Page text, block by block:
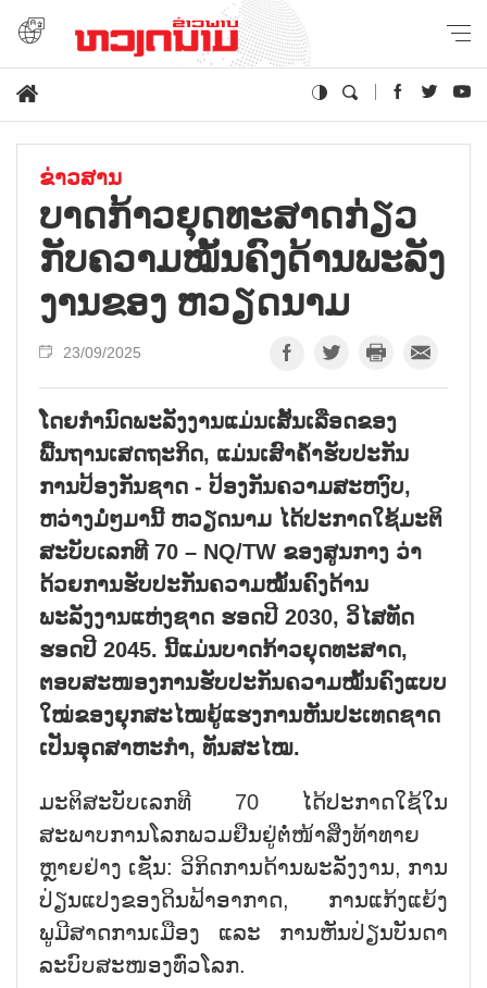
ຂ່າວສານ
ບາດ​ກ້າວ​ຍຸດ​ທະ​ສາດ​ກ່ຽວ​
ກັບ​ຄວາມ​ໝັ້ນ​ຄົງ​ດ້ານ​ພະ​ລັງ​
ງານ​ຂອງ ຫວຽດ​ນາມ
23/09/2025
ໂດຍກຳນົດພະລັງງານແມ່ນເສັ້ນເລືອດຂອງ
ພື້ນຖານເສດຖະກິດ, ແມ່ນເສົາຄ້ຳຮັບປະກັນ
ການປ້ອງກັນຊາດ - ປ້ອງກັນຄວາມສະຫງົບ,
ຫວ່າງມໍ່ໆມານີ້ ຫວຽດນາມ ໄດ້ປະກາດໃຊ້ມະຕິ
ສະບັບເລກທີ 70 – NQ/TW ຂອງສູນກາງ ວ່າ
ດ້ວຍການຮັບປະກັນຄວາມໝັ້ນຄົງດ້ານ
ພະລັງງານແຫ່ງຊາດ ຮອດປີ 2030, ວິໄສທັດ
ຮອດປີ 2045. ນີ້ແມ່ນບາດກ້າວຍຸດທະສາດ,
ຕອບສະໜອງການຮັບປະກັນຄວາມໝັ້ນຄົງແບບ
ໃໝ່ຂອງຍຸກສະໄໝຍູ້ແຮງການຫັນປະເທດຊາດ
ເປັນອຸດສາຫະກຳ, ທັນສະໄໝ.
ມະຕິສະບັບເລກທີ 70 ໄດ້ປະກາດໃຊ້ໃນ
ສະພາບການໂລກພວມຢືນຢູ່ຕໍ່ໜ້າສິ່ງທ້າທາຍ
ຫຼາຍຢ່າງ ເຊັ່ນ: ວິກິດການດ້ານພະລັງງານ, ການ
ປ່ຽນແປງຂອງດິນຟ້າອາກາດ, ການແກ້ງແຍ້ງ
ພູມີສາດການເມືອງ ແລະ ການຫັນປ່ຽນບັນດາ
ລະບົບສະໜອງທົ່ວໂລກ.